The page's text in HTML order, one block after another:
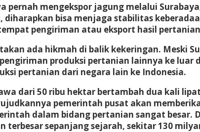
pernah mengekspor jagung melalui
bisa menjaga stabilitas
pengiriman atau eksport hasil
ada hikmah di balik kekeringan. Meski
produksi pertanian lainnya ke luar
pertanian dari negara lain ke Indonesia.
dari 50 ribu hektar bertambah dua kali
pemerintah pusat akan
dalam bidang pertanian sangat
sepanjang sejarah, sekitar 130